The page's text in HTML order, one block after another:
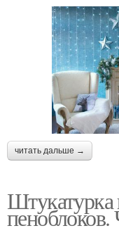
читать дальше →
Штукатурка
пеноблоков.